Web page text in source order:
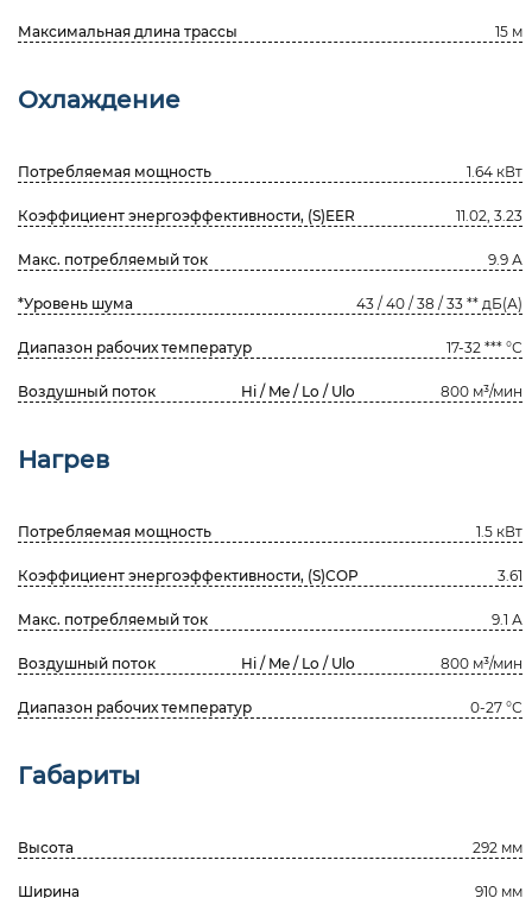
Максимальная длина трассы 15 м
Охлаждение
Потребляемая мощность 1.64 кВт
Коэффициент энергоэффективности, (S)EER 11.02, 3.23
Макс. потребляемый ток 9.9 А
*Уровень шума 43 / 40 / 38 / 33 ** дБ(А)
Диапазон рабочих температур 17-32 *** °С
Воздушный поток Hi / Me / Lo / Ulo 800 м³/мин
Нагрев
Потребляемая мощность 1.5 кВт
Коэффициент энергоэффективности, (S)COP 3.61
Макс. потребляемый ток 9.1 А
Воздушный поток Hi / Me / Lo / Ulo 800 м³/мин
Диапазон рабочих температур 0-27 °С
Габариты
Высота 292 мм
Ширина 910 мм